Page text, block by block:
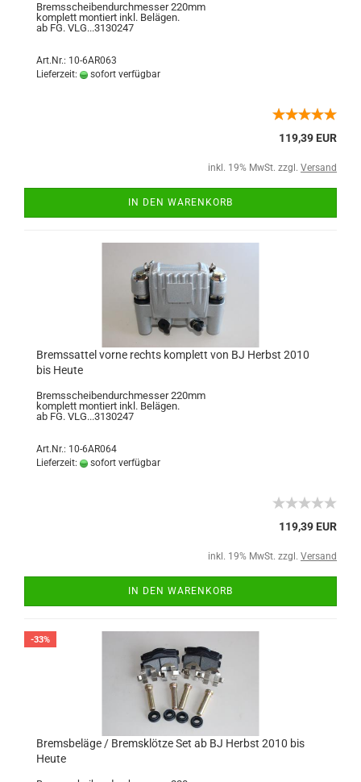
Bremsscheibendurchmesser 220mm
komplett montiert inkl. Belägen.
ab FG. VLG...3130247
Art.Nr.: 10-6AR063
Lieferzeit:
sofort verfügbar
119,39 EUR
inkl. 19% MwSt. zzgl. Versand
IN DEN WARENKORB
Bremssattel vorne rechts komplett von BJ Herbst 2010
bis Heute
Bremsscheibendurchmesser 220mm
komplett montiert inkl. Belägen.
ab FG. VLG...3130247
Art.Nr.: 10-6AR064
Lieferzeit:
sofort verfügbar
119,39 EUR
inkl. 19% MwSt. zzgl. Versand
IN DEN WARENKORB
-33%
Bremsbeläge / Bremsklötze Set ab BJ Herbst 2010 bis
Heute